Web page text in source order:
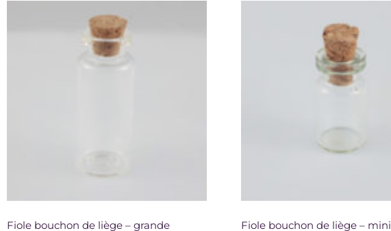
Fiole bouchon de liège – grande Fiole bouchon de liège – mini